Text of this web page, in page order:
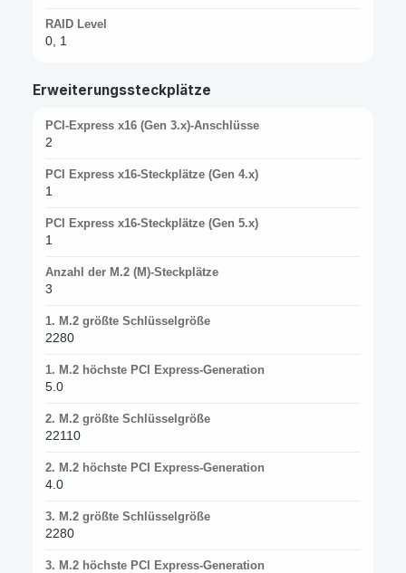
RAID Level
0, 1
Erweiterungssteckplätze
PCI-Express x16 (Gen 3.x)-Anschlüsse
2
PCI Express x16-Steckplätze (Gen 4.x)
1
PCI Express x16-Steckplätze (Gen 5.x)
1
Anzahl der M.2 (M)-Steckplätze
3
1. M.2 größte Schlüsselgröße
2280
1. M.2 höchste PCI Express-Generation
5.0
2. M.2 größte Schlüsselgröße
22110
2. M.2 höchste PCI Express-Generation
4.0
3. M.2 größte Schlüsselgröße
2280
3. M.2 höchste PCI Express-Generation